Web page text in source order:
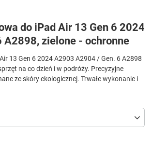
do iPad Air 13 Gen 6 2024
zielone - ochronne
13 Gen 6 2024 A2903 A2904 / Gen. 6 A2898
na co dzień i w podróży. Precyzyjne
ze skóry ekologicznej. Trwałe wykonanie i